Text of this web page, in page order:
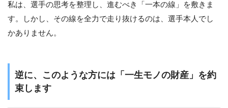
私は、選手の思考を整理し、進むべき「一本の線」を敷きま
す。しかし、その線を全力で走り抜けるのは、選手本人でし
かありません。
逆に、このような方には「一生モノの財産」を約
束します